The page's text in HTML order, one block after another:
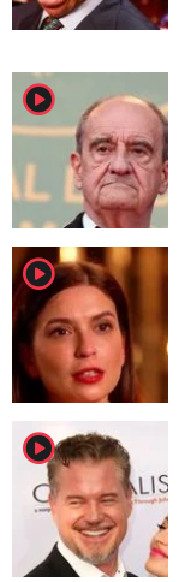
player2
player2
player2